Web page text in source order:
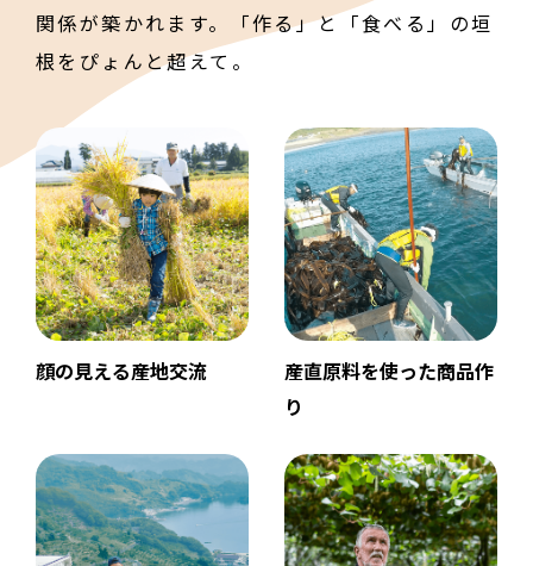
関係が築かれます。
「作る」と「食べる」の垣
根をぴょんと超えて。
顔の⾒える産地交流
産直原料を使った商品作
り